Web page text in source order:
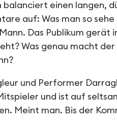
balanciert einen langen,
auf: Was man so
Das Publikum gerät
Was genau macht
und Performer
und ist auf
Meint man. Bis der